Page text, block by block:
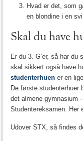
Hvad er det, som
en blondine i en
Skal du have
Er du 3. G’er, så har
skal sikkert også have
studenterhuen er en
De første studenterhuer
det almene gymnasium
Studentereksamen. Her
Udover STX, så findes